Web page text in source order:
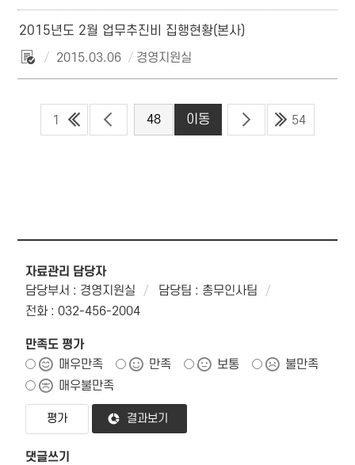
2015년도 2월 업무추진비 집행현황(본사)
2015.03.06
경영지원실
1 54
자료관리 담당자
담당부서 : 경영지원실
담당팀 : 총무인사팀
전화 : 032-456-2004
만족도 평가
매우만족
만족 보통
불만족
매우불만족
결과보기
댓글쓰기